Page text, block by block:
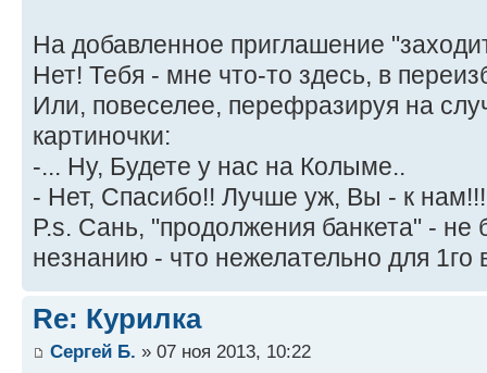
На добавленное приглашение
Нет! Тебя - мне что-то здесь, в
Или, повеселее, перефразируя на
картиночки:
-... Ну, Будете у нас на Колыме..
- Нет, Спасибо!! Лучше уж, Вы - к
P.s. Сань, "продолжения банкета" - не
незнанию - что нежелательно для
Re: Курилка
Сергей Б. » 07 ноя 2013, 10:22